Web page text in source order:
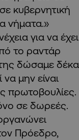
κυβερνητική
νήματα.»
για να έχει
το ραντάρ
δώσαμε δέκα
μην είναι
πρωτοβουλίες.
σε δωρεές.
Πρόεδρο,